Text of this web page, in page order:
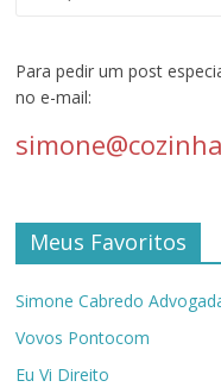
Para pedir um post
no e-mail:
Meus Favoritos
Simone Cabredo
Vovos Pontocom
Eu Vi Direito